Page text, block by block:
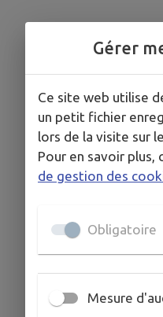
Gérer
Ce site web utilise
un petit fichier
lors de la visite sur
Pour en savoir plus,
de gestion des
Obligatoire
Mesure